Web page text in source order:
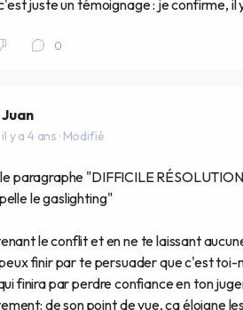
juste un témoignage : je confirme,
0
Juan
il y a 4 ans · Modifié
paragraphe "DIFFICILE
le gaslighting"
le conflit et en ne te laissant
finir par te persuader que c'est
finira par perdre confiance en ton
de son point de vue, ça éloigne